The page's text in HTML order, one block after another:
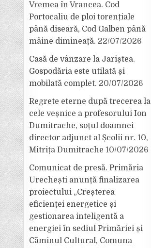
Vremea în Vrancea. Cod
Portocaliu de ploi torențiale
până diseară, Cod Galben până
mâine dimineață. 22/07/2026
Casă de vânzare la Jariștea.
Gospodăria este utilată și
mobilată complet. 20/07/2026
Regrete eterne după trecerea la
cele veșnice a profesorului Ion
Dumitrache, soțul doamnei
director adjunct al Școlii nr. 10,
Mitrița Dumitrache 10/07/2026
Comunicat de presă. Primăria
Urechești anunță finalizarea
proiectului „Creșterea
eficienței energetice și
gestionarea inteligentă a
energiei în sediul Primăriei și
Căminul Cultural, Comuna